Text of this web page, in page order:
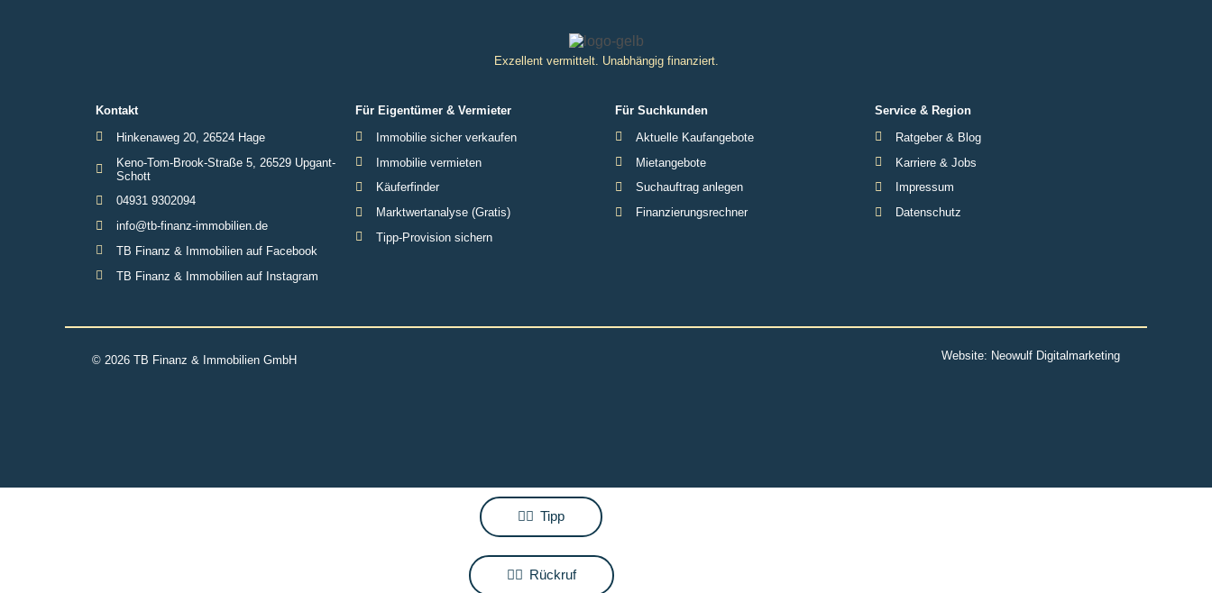
Exzellent vermittelt. Unabhängig finanziert.
Kontakt
Hinkenaweg 20, 26524 Hage
Keno-Tom-Brook-Straße 5, 26529 Upgant-
Schott
04931 9302094
info@tb-finanz-immobilien.de
TB Finanz & Immobilien auf Facebook
TB Finanz & Immobilien auf Instagram
Für Eigentümer & Vermieter
Immobilie sicher verkaufen
Immobilie vermieten
Käuferfinder
Marktwertanalyse (Gratis)
Tipp-Provision sichern
Für Suchkunden
Aktuelle Kaufangebote
Mietangebote
Suchauftrag anlegen
Finanzierungsrechner
Service & Region
Ratgeber & Blog
Karriere & Jobs
Impressum
Datenschutz
© 2026 TB Finanz & Immobilien GmbH Website: Neowulf Digitalmarketing
Tipp
Rückruf